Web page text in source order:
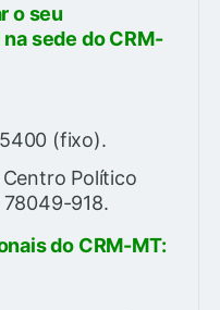
o seu
sede do CRM-
(fixo).
Centro Político
918.
do CRM-MT: